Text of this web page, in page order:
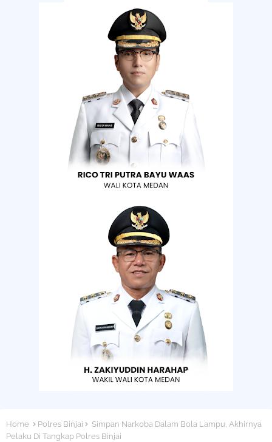
Home Polres Binjai
Simpan Narkoba Dalam Bola Lampu, Akhirnya
Pelaku Di Tangkap Polres Binjai